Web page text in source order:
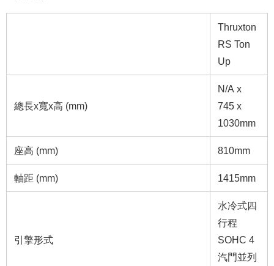
Thruxton
RS Ton
Up
總長x寬x高 (mm)
N/A x
745 x
1030mm
座高 (mm) 810mm
軸距 (mm) 1415mm
引擎形式
水冷式四
行程
SOHC 4
汽門並列